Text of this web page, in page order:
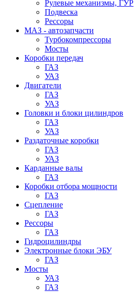
Рулевые механизмы, ГУР
Подвеска
Рессоры
МАЗ - автозапчасти
Турбокомпрессоры
Мосты
Коробки передач
ГАЗ
УАЗ
Двигатели
ГАЗ
УАЗ
Головки и блоки цилиндров
ГАЗ
УАЗ
Раздаточные коробки
ГАЗ
УАЗ
Карданные валы
ГАЗ
Коробки отбора мощности
ГАЗ
Сцепление
ГАЗ
Рессоры
ГАЗ
Гидроцилиндры
Электронные блоки ЭБУ
ГАЗ
Мосты
УАЗ
ГАЗ